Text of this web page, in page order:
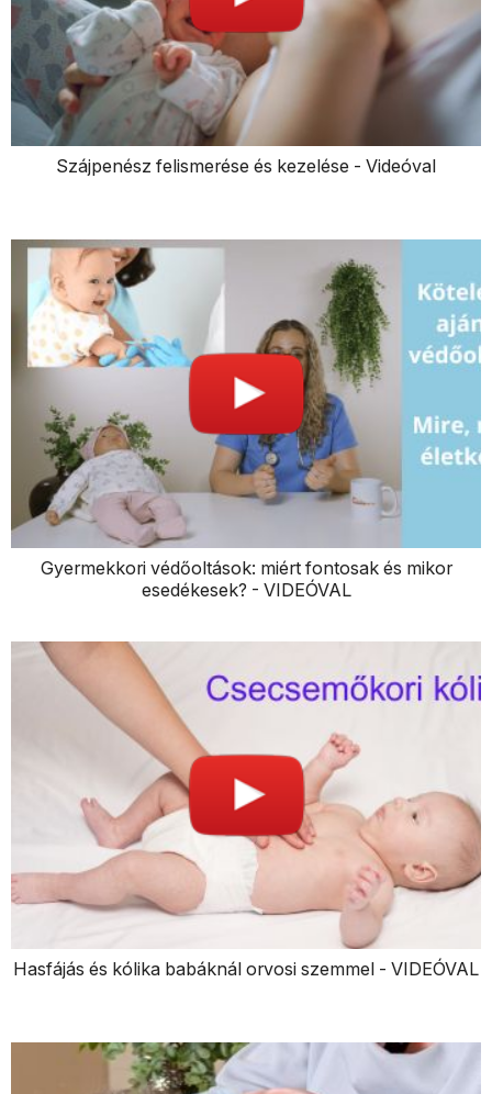
Szájpenész felismerése és kezelése - Videóval
Gyermekkori védőoltások: miért fontosak és mikor
esedékesek? - VIDEÓVAL
Hasfájás és kólika babáknál orvosi szemmel - VIDEÓVAL